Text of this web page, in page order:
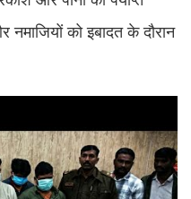
नमाजियों को इबादत के दौरान